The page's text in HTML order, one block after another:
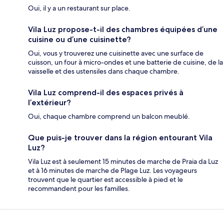
Oui, il y a un restaurant sur place.
Vila Luz propose-t-il des chambres équipées d’une
cuisine ou d’une cuisinette?
Oui, vous y trouverez une cuisinette avec une surface de
cuisson, un four à micro-ondes et une batterie de cuisine, de la
vaisselle et des ustensiles dans chaque chambre.
Vila Luz comprend-il des espaces privés à
l’extérieur?
Oui, chaque chambre comprend un balcon meublé.
Que puis-je trouver dans la région entourant Vila
Luz?
Vila Luz est à seulement 15 minutes de marche de Praia da Luz
et à 16 minutes de marche de Plage Luz. Les voyageurs
trouvent que le quartier est accessible à pied et le
recommandent pour les familles.